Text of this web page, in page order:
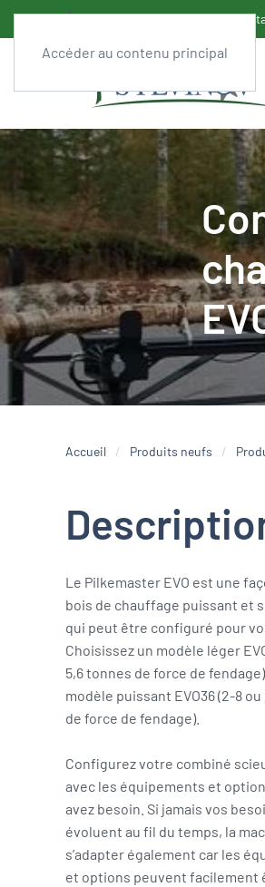
Accéder au contenu principal
+33 (0)558 07 04 22
Accueil Produits neufs
Le Pilkemaster EVO est une
bois de chauffage puissant et
qui peut être configuré pour
Choisissez un modèle léger
5,6 tonnes de force de
modèle puissant EVO36 (2-8
de force de fendage).
Configurez votre combiné
avec les équipements et
avez besoin. Si jamais vos
évoluent au fil du temps, la
s’adapter également car les
et options peuvent facilement